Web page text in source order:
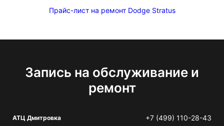
Прайс-лист на ремонт Dodge Stratus
Запись на обслуживание и
ремонт
АТЦ Дмитровка +7 (499) 110-28-43